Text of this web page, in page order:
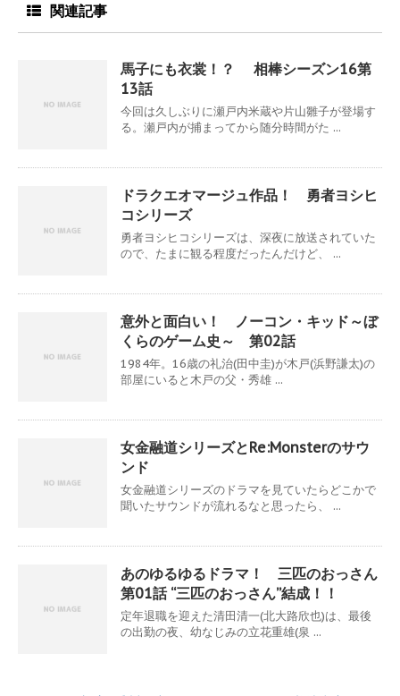
関連記事
馬子にも衣裳！？ 相棒シーズン16第
13話
今回は久しぶりに瀬戸内米蔵や片山雛子が登場す
る。瀬戸内が捕まってから随分時間がた ...
ドラクエオマージュ作品！ 勇者ヨシヒ
コシリーズ
勇者ヨシヒコシリーズは、深夜に放送されていた
ので、たまに観る程度だったんだけど、 ...
意外と面白い！ ノーコン・キッド～ぼ
くらのゲーム史～ 第02話
1984年。16歳の礼治(田中圭)が木戸(浜野謙太)の
部屋にいると木戸の父・秀雄 ...
女金融道シリーズとRe:Monsterのサウ
ンド
女金融道シリーズのドラマを見ていたらどこかで
聞いたサウンドが流れるなと思ったら、 ...
あのゆるゆるドラマ！ 三匹のおっさん
第01話 “三匹のおっさん”結成！！
定年退職を迎えた清田清一(北大路欣也)は、最後
の出勤の夜、幼なじみの立花重雄(泉 ...